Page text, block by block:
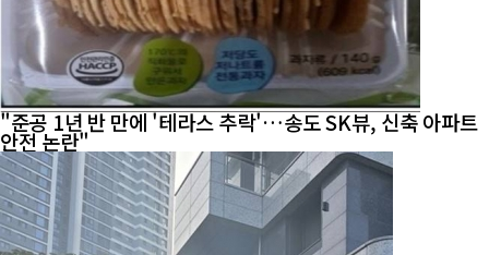
"준공 1년 반 만에 '테라스 추락'…송도 SK뷰, 신축 아파트
안전 논란"